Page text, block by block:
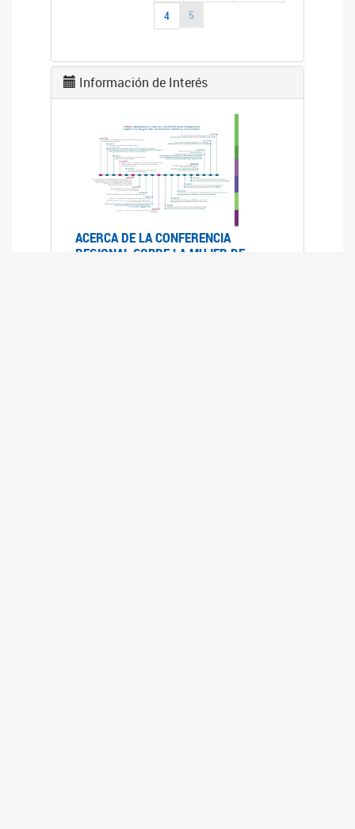
4
5
Información de Interés
ACERCA DE LA CONFERENCIA
REGIONAL SOBRE LA MUJER DE